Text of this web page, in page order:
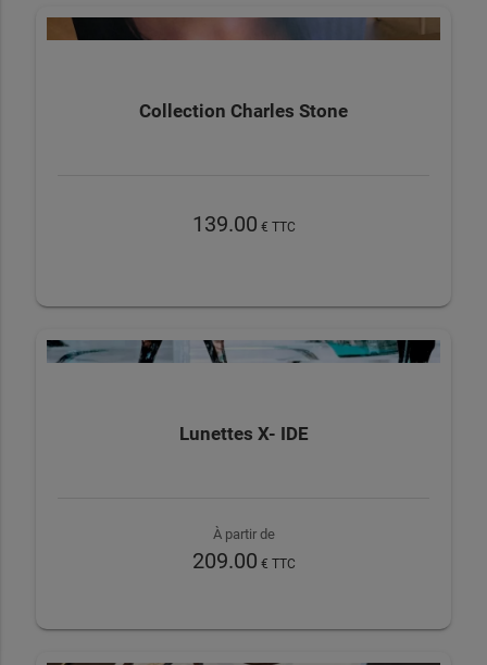
Collection Charles Stone
139.00 € TTC
Lunettes X- IDE
À partir de
209.00 € TTC